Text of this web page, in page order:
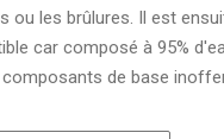
ou les brûlures. Il est
car composé à 95%
de base